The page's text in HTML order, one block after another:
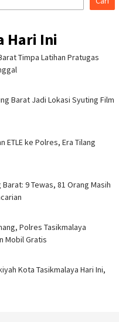
Hari Ini
Timpa Latihan Pra­tugas
Barat Jadi Lokasi Syuting Film
ETLE ke Polres, Era Tilang
9 Tewas, 81 Orang Masih
Polres Tasikmalaya
Mobil Gratis
Kota Tasikmalaya Hari Ini,